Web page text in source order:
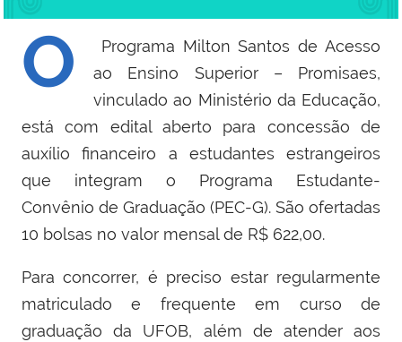
O
Programa Milton Santos de Acesso
ao Ensino Superior – Promisaes,
vinculado ao Ministério da Educação,
está com edital aberto para concessão de
auxílio financeiro a estudantes estrangeiros
que integram o Programa Estudante-
Convênio de Graduação (PEC-G). São ofertadas
10 bolsas no valor mensal de R$ 622,00.
Para concorrer, é preciso estar regularmente
matriculado e frequente em curso de
graduação da UFOB, além de atender aos